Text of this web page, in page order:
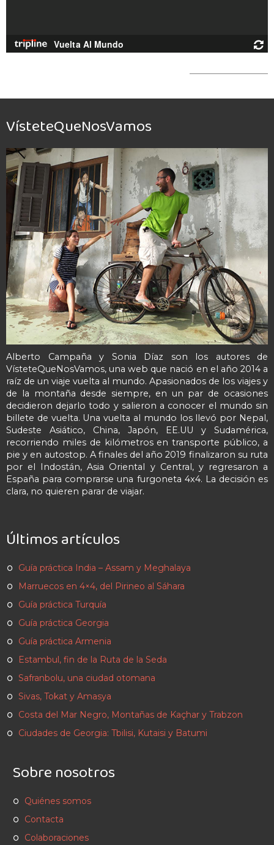
VísteteQueNosVamos
Alberto Campaña y Sonia Díaz son los autores de
VísteteQueNosVamos, una web que nació en el año 2014 a
raíz de un viaje vuelta al mundo. Apasionados de los viajes y
de la montaña desde siempre, en un par de ocasiones
decidieron dejarlo todo y salieron a conocer el mundo sin
billete de vuelta. Una vuelta al mundo los llevó por Nepal,
Sudeste Asiático, China, Japón, EE.UU y Sudamérica,
recorriendo miles de kilómetros en transporte público, a
pie y en autostop. A finales del año 2019 finalizaron su ruta
por el Indostán, Asia Oriental y Central, y regresaron a
España para comprarse una furgoneta 4x4. La decisión es
clara, no quieren parar de viajar.
Últimos artículos
Guía práctica India – Assam y Meghalaya
Marruecos en 4×4, del Pirineo al Sáhara
Guía práctica Turquía
Guía práctica Georgia
Guía práctica Armenia
Estambul, fin de la Ruta de la Seda
Safranbolu, una ciudad otomana
Sivas, Tokat y Amasya
Costa del Mar Negro, Montañas de Kaçhar y Trabzon
Ciudades de Georgia: Tbilisi, Kutaisi y Batumi
Sobre nosotros
Quiénes somos
Contacta
Colaboraciones